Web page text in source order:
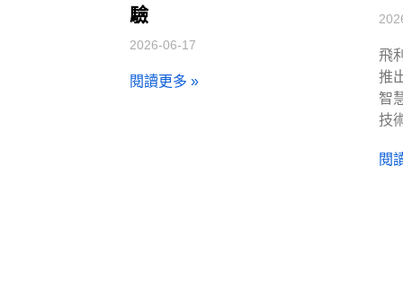
驗
2026-06-17
閱讀更多 »
飛
推
智
技
閱